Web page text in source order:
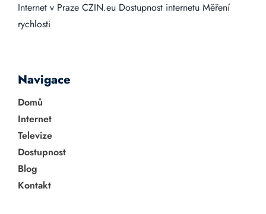
Internet v Praze CZIN.eu Dostupnost internetu Měření
rychlosti
Navigace
Domů
Internet
Televize
Dostupnost
Blog
Kontakt